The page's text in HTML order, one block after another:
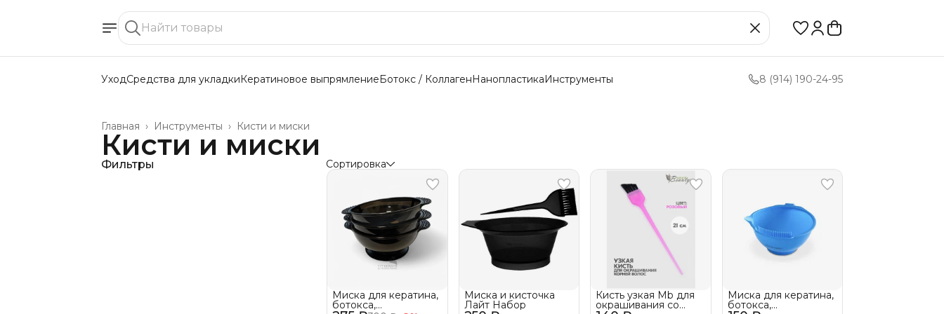
УходСредства для укладкиКератиновое выпрямлениеБотокс / КоллагенНанопластикаИнструменты 8 (914) 190-24-95
Кисти и миски
Инструменты ›
Главная ›
Кисти и миски
Фильтры Сортировка
Миска для кератина,
ботокса,
Миска и кисточка
Лайт Набор
Кисть узкая Mb для
окрашивания со
Миска для кератина,
ботокса,